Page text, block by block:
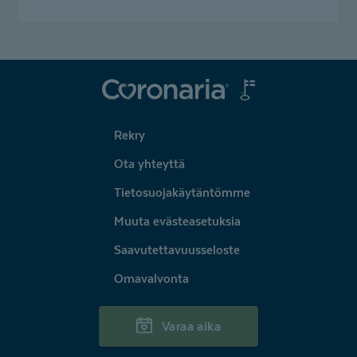
Coronaria
Rekry
Ota yhteyttä
Tietosuojakäytäntömme
Muuta evästeasetuksia
Saavutettavuusseloste
Omavalvonta
Varaa aika